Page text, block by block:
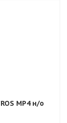
MP4 н/о